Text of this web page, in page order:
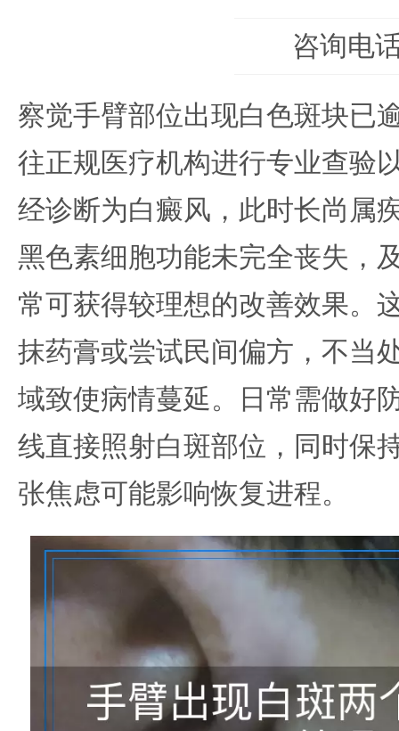
咨询电
察觉手臂部位出现白色斑块已
往正规医疗机构进行专业查验
经诊断为白癜风，此时长尚属
黑色素细胞功能未完全丧失，
常可获得较理想的改善效果。
抹药膏或尝试民间偏方，不当
域致使病情蔓延。日常需做好
线直接照射白斑部位，同时保
张焦虑可能影响恢复进程。